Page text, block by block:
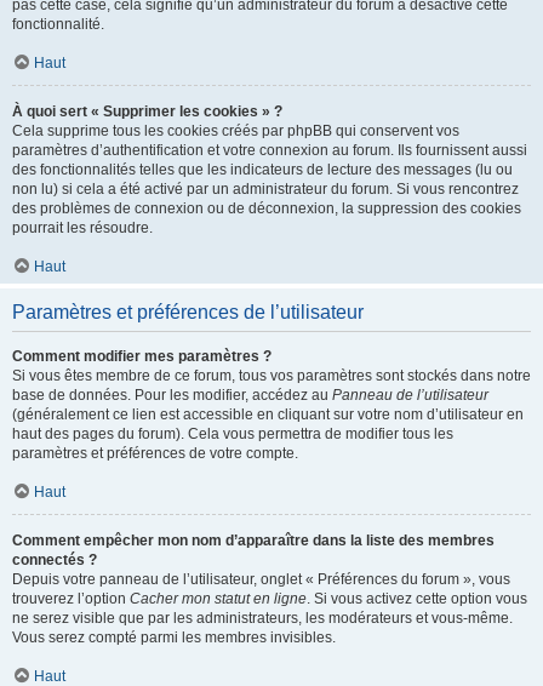
pas cette case, cela signifie qu’un administrateur du forum a désactivé cette
fonctionnalité.
Haut
À quoi sert « Supprimer les cookies » ?
Cela supprime tous les cookies créés par phpBB qui conservent vos
paramètres d’authentification et votre connexion au forum. Ils fournissent aussi
des fonctionnalités telles que les indicateurs de lecture des messages (lu ou
non lu) si cela a été activé par un administrateur du forum. Si vous rencontrez
des problèmes de connexion ou de déconnexion, la suppression des cookies
pourrait les résoudre.
Haut
Paramètres et préférences de l’utilisateur
Comment modifier mes paramètres ?
Si vous êtes membre de ce forum, tous vos paramètres sont stockés dans notre
base de données. Pour les modifier, accédez au Panneau de l’utilisateur
(généralement ce lien est accessible en cliquant sur votre nom d’utilisateur en
haut des pages du forum). Cela vous permettra de modifier tous les
paramètres et préférences de votre compte.
Haut
Comment empêcher mon nom d’apparaître dans la liste des membres
connectés ?
Depuis votre panneau de l’utilisateur, onglet « Préférences du forum », vous
trouverez l’option Cacher mon statut en ligne. Si vous activez cette option vous
ne serez visible que par les administrateurs, les modérateurs et vous-même.
Vous serez compté parmi les membres invisibles.
Haut